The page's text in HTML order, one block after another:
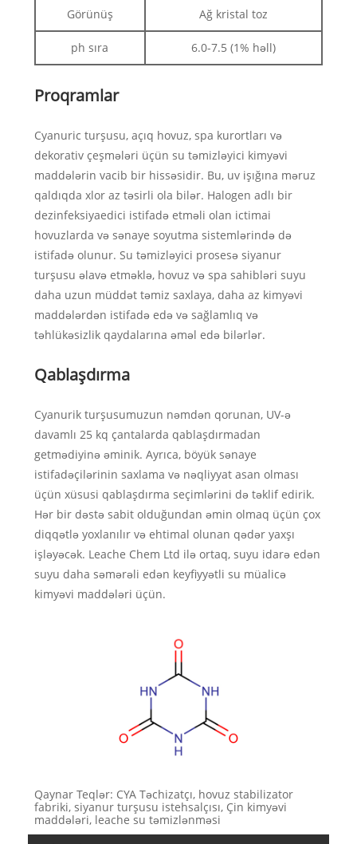
Görünüş Ağ kristal toz
ph sıra 6.0-7.5 (1% həll)
Proqramlar
Cyanuric turşusu, açıq hovuz, spa kurortları və
dekorativ çeşmələri üçün su təmizləyici kimyəvi
maddələrin vacib bir hissəsidir. Bu, uv işığına məruz
qaldıqda xlor az təsirli ola bilər. Halogen adlı bir
dezinfeksiyaedici istifadə etməli olan ictimai
hovuzlarda və sənaye soyutma sistemlərində də
istifadə olunur. Su təmizləyici prosesə siyanur
turşusu əlavə etməklə, hovuz və spa sahibləri suyu
daha uzun müddət təmiz saxlaya, daha az kimyəvi
maddələrdən istifadə edə və sağlamlıq və
təhlükəsizlik qaydalarına əməl edə bilərlər.
Qablaşdırma
Cyanurik turşusumuzun nəmdən qorunan, UV-ə
davamlı 25 kq çantalarda qablaşdırmadan
getmədiyinə əminik. Ayrıca, böyük sənaye
istifadəçilərinin saxlama və nəqliyyat asan olması
üçün xüsusi qablaşdırma seçimlərini də təklif edirik.
Hər bir dəstə sabit olduğundan əmin olmaq üçün çox
diqqətlə yoxlanılır və ehtimal olunan qədər yaxşı
işləyəcək. Leache Chem Ltd ilə ortaq, suyu idarə edən
suyu daha səmərəli edən keyfiyyətli su müalicə
kimyəvi maddələri üçün.
Qaynar Teqlər: CYA Təchizatçı, hovuz stabilizator
fabriki, siyanur turşusu istehsalçısı, Çin kimyəvi
maddələri, leache su təmizlənməsi